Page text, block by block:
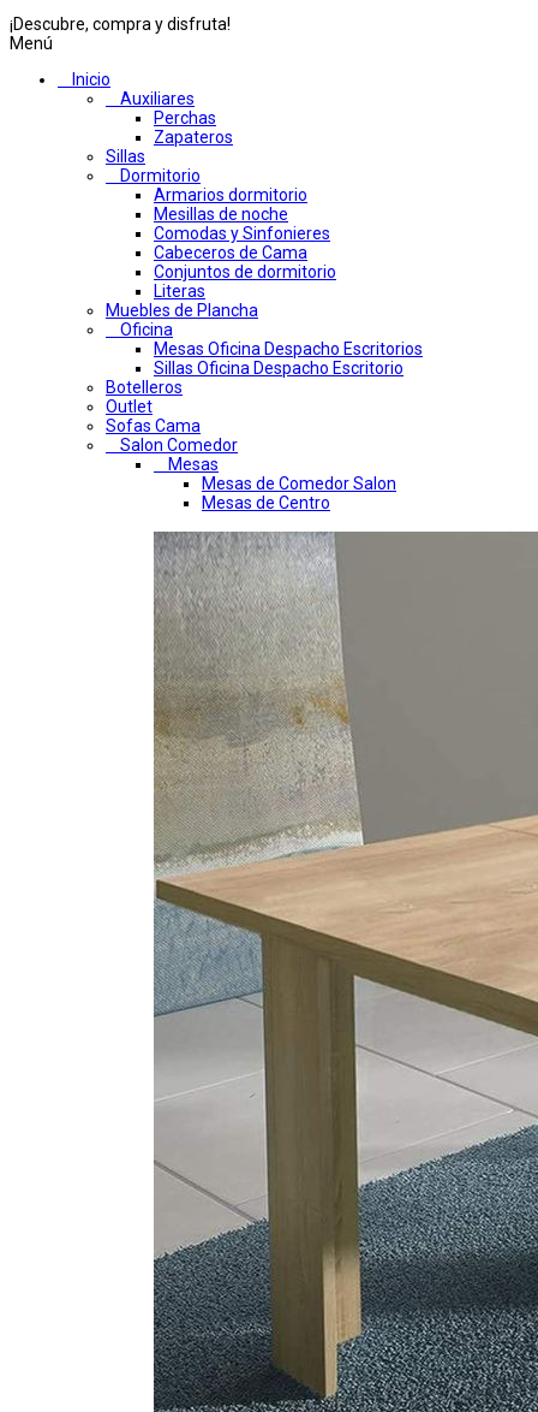
¡Descubre, compra y disfruta!
Menú
Inicio
Auxiliares
Perchas
Zapateros
Sillas
Dormitorio
Armarios dormitorio
Mesillas de noche
Comodas y Sinfonieres
Cabeceros de Cama
Conjuntos de dormitorio
Literas
Muebles de Plancha
Oficina
Mesas Oficina Despacho Escritorios
Sillas Oficina Despacho Escritorio
Botelleros
Outlet
Sofas Cama
Salon Comedor
Mesas
Mesas de Comedor Salon
Mesas de Centro